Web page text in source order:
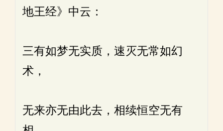
地王经》中云：
三有如梦无实质，速灭无常如幻
术，
无来亦无由此去，相续恒空无有